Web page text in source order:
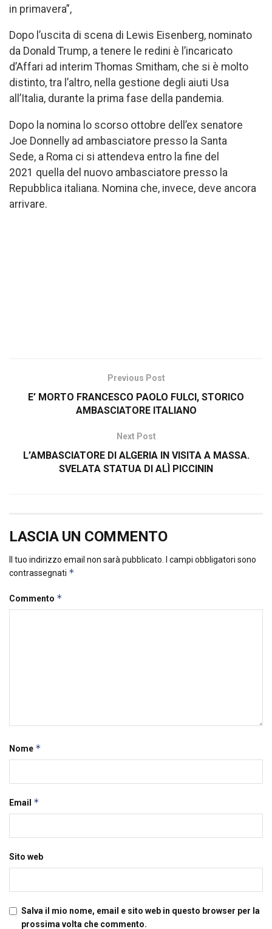
in primavera”,
Dopo l’uscita di scena di Lewis Eisenberg, nominato
da Donald Trump, a tenere le redini è l’incaricato
d’Affari ad interim Thomas Smitham, che si è molto
distinto, tra l’altro, nella gestione degli aiuti Usa
all’Italia, durante la prima fase della pandemia.
Dopo la nomina lo scorso ottobre dell’ex senatore
Joe Donnelly ad ambasciatore presso la Santa
Sede, a Roma ci si attendeva entro la fine del
2021 quella del nuovo ambasciatore presso la
Repubblica italiana. Nomina che, invece, deve ancora
arrivare.
Previous Post
E’ MORTO FRANCESCO PAOLO FULCI, STORICO
AMBASCIATORE ITALIANO
Next Post
L’AMBASCIATORE DI ALGERIA IN VISITA A MASSA.
SVELATA STATUA DI ALÌ PICCININ
LASCIA UN COMMENTO
Il tuo indirizzo email non sarà pubblicato.
I campi obbligatori sono
contrassegnati *
Commento *
Nome *
Email *
Sito web
Salva il mio nome, email e sito web in questo browser per la
prossima volta che commento.